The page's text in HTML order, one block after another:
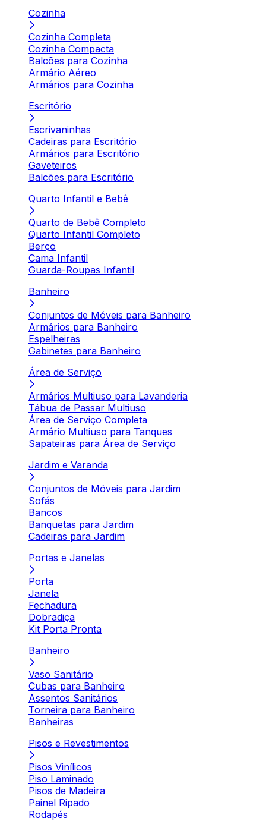
Cozinha
Cozinha Completa
Cozinha Compacta
Balcões para Cozinha
Armário Aéreo
Armários para Cozinha
Escritório
Escrivaninhas
Cadeiras para Escritório
Armários para Escritório
Gaveteiros
Balcões para Escritório
Quarto Infantil e Bebê
Quarto de Bebê Completo
Quarto Infantil Completo
Berço
Cama Infantil
Guarda-Roupas Infantil
Banheiro
Conjuntos de Móveis para Banheiro
Armários para Banheiro
Espelheiras
Gabinetes para Banheiro
Área de Serviço
Armários Multiuso para Lavanderia
Tábua de Passar Multiuso
Área de Serviço Completa
Armário Multiuso para Tanques
Sapateiras para Área de Serviço
Jardim e Varanda
Conjuntos de Móveis para Jardim
Sofás
Bancos
Banquetas para Jardim
Cadeiras para Jardim
Portas e Janelas
Porta
Janela
Fechadura
Dobradiça
Kit Porta Pronta
Banheiro
Vaso Sanitário
Cubas para Banheiro
Assentos Sanitários
Torneira para Banheiro
Banheiras
Pisos e Revestimentos
Pisos Vinílicos
Piso Laminado
Pisos de Madeira
Painel Ripado
Rodapés